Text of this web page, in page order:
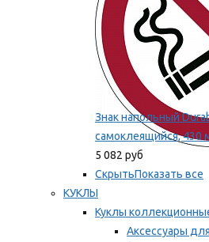
Знак напольный
самоклеящийся, 430
5 082 руб
СкрытьПоказать все
КУКЛЫ
Куклы
Аксессуары